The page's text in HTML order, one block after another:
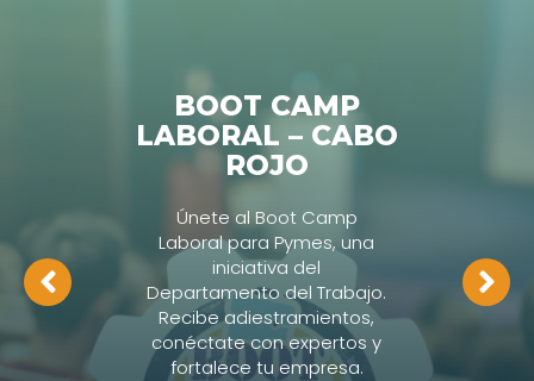
BOOT CAMP
LABORAL – CABO
ROJO
Únete al Boot Camp
Laboral para Pymes, una
iniciativa del
Departamento del Trabajo.
Recibe adiestramientos,
conéctate con expertos y
fortalece tu empresa.